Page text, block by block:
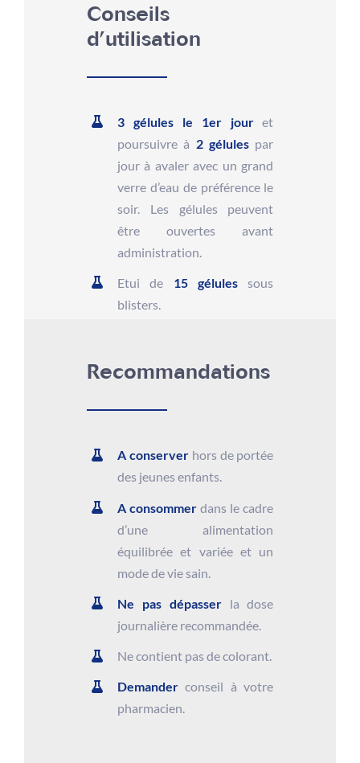
Conseils
d’utilisation
3 gélules le 1er jouret
poursuivre à 2 gélules par
jour à avaler avec un grand
verre d’eau de préférence le
soir. Les gélules peuvent
être ouvertes avant
administration.
Etui de 15 gélules sous
blisters.
Recommandations
A conserverhors de portée
des jeunes enfants.
A consommer dans le cadre
d’une alimentation
équilibrée et variée et un
mode de vie sain.
Ne pas dépasserla dose
journalière recommandée.
Ne contient pas de colorant.
Demanderconseil à votre
pharmacien.